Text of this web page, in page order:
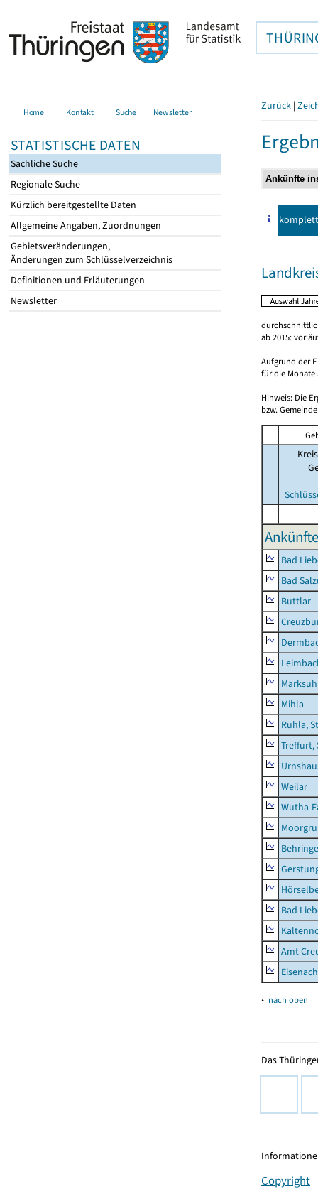
Home Kontakt Suche Newsletter
STATISTISCHE DATEN
Sachliche Suche
Regionale Suche
Kürzlich bereitgestellte Daten
Allgemeine Angaben, Zuordnungen
Gebietsveränderungen,
Änderungen zum Schlüsselverzeichnis
Definitionen und Erläuterungen
Newsletter
Zurück |
komplett
ab 2015:
Aufgrund der
für die Monate
Hinweis: Die
bzw.
Bad
Bad
Buttlar
Mihla
Ruhla,
Treffurt,
Weilar
Wutha-
Bad
Amt
▴ nach oben
Das
Copyright